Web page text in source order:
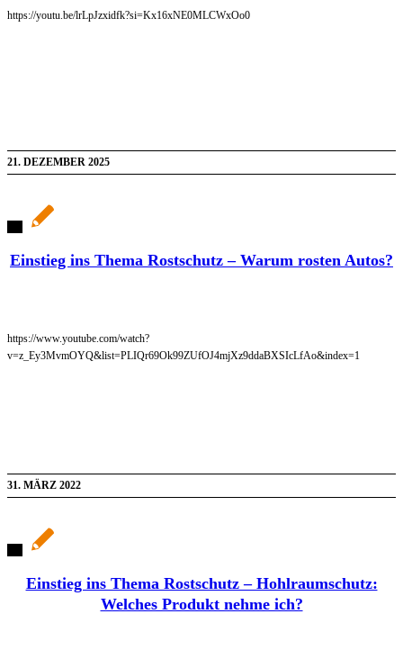
https://youtu.be/lrLpJzxidfk?si=Kx16xNE0MLCWxOo0
21. DEZEMBER 2025
Einstieg ins Thema Rostschutz – Warum rosten Autos?
https://www.youtube.com/watch?
v=z_Ey3MvmOYQ&list=PLIQr69Ok99ZUfOJ4mjXz9ddaBXSIcLfAo&index=1
31. MÄRZ 2022
Einstieg ins Thema Rostschutz – Hohlraumschutz:
Welches Produkt nehme ich?